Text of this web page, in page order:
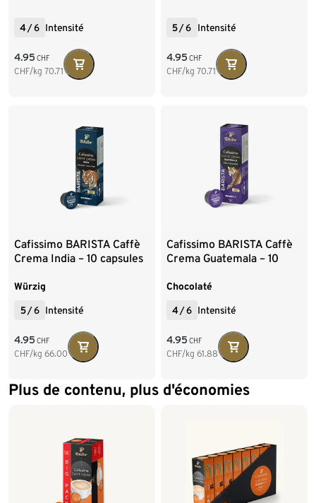
4/6 Intensité
4.95 CHF
CHF/kg 70.71
5/6 Intensité
4.95 CHF
CHF/kg 70.71
Cafissimo BARISTA Caffè
Crema India – 10 capsules
Würzig
5 /6 Intensité
4.95 CHF
CHF/kg 66.00
Cafissimo BARISTA Caffè
Crema Guatemala – 10
Chocolaté
4/6 Intensité
4.95 CHF
CHF/kg 61.88
Plus de contenu, plus d'économies